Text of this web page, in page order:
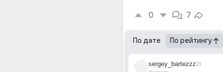
0 7
По дате По рейтингу
sergey_bartezzz2г